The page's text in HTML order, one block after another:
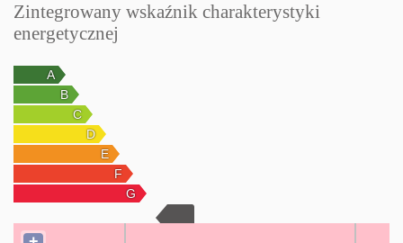
Zintegrowany wskaźnik charakterystyki
energetycznej